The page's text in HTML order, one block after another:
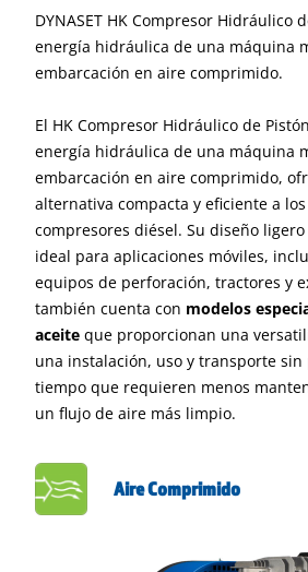
DYNASET HK Compresor Hidráulico
energía hidráulica de una máquina
embarcación en aire comprimido.
El HK Compresor Hidráulico de
energía hidráulica de una máquina
embarcación en aire comprimido,
alternativa compacta y eficiente a
compresores diésel. Su diseño
ideal para aplicaciones móviles,
equipos de perforación, tractores y
también cuenta con modelos
aceite que proporcionan una
una instalación, uso y transporte sin
tiempo que requieren menos
un flujo de aire más limpio.
Aire Comprimido